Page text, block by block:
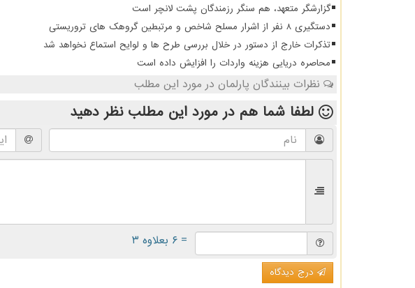
گزارشگر متعهد، هم سنگر رزمندگان پشت لانچر است
دستگیری 8 نفر از اشرار مسلح شاخص و مرتبطین گروهک های تروریستی
تذکرات خارج از دستور در خلال بررسی طرح ها و لوایح استماع نخواهد شد
محاصره دریایی هزینه واردات را افزایش داده است
نظرات بینندگان پارلمان در مورد این مطلب
لطفا شما هم در مورد این مطلب نظر دهید
= ۶ بعلاوه ۳
درج دیدگاه